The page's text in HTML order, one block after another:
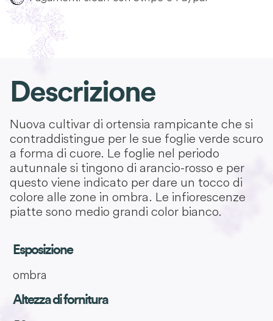
Descrizione
Nuova cultivar di ortensia rampicante che si
contraddistingue per le sue foglie verde scuro
a forma di cuore. Le foglie nel periodo
autunnale si tingono di arancio-rosso e per
questo viene indicato per dare un tocco di
colore alle zone in ombra. Le infiorescenze
piatte sono medio grandi color bianco.
Esposizione
ombra
Altezza di fornitura